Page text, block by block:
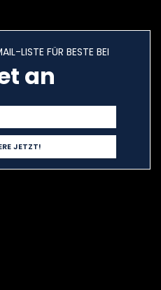
LISTE FÜR BESTE BEI
an